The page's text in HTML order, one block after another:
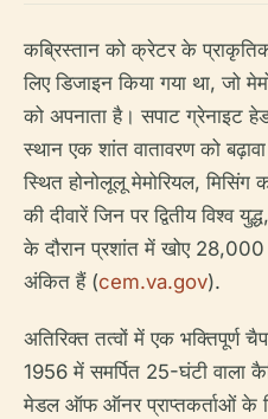
कब्रिस्तान को क्रेटर के
लिए डिजाइन किया गया था, जो
को अपनाता है। सपाट ग्रेनाइट
स्थान एक शांत वातावरण को
स्थित होनोलूलू मेमोरियल,
की दीवारें जिन पर द्वितीय विश्व
के दौरान प्रशांत में खोए
अंकित हैं (cem.va.gov).
अतिरिक्त तत्वों में एक भक्तिपूर्ण
1956 में समर्पित 25-घंटी वाला
मेडल ऑफ ऑनर प्राप्तकर्ताओं के